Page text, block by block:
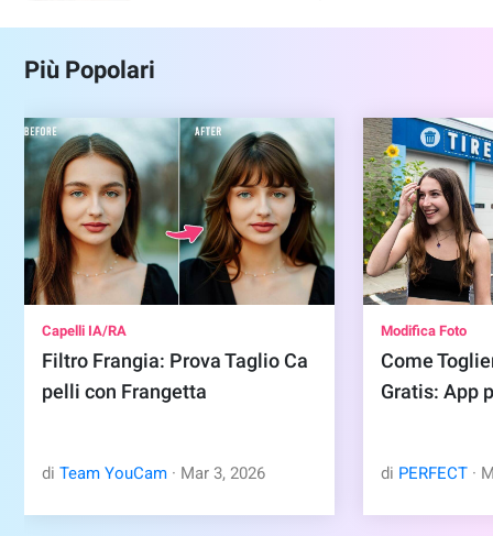
Più Popolari
Capelli IA/RA
Filtro Frangia: Prova Taglio Ca
pelli con Frangetta
diTeam YouCam · Mar 3, 2026
Modifica Foto
Come
Gratis: App
di PERFECT ·